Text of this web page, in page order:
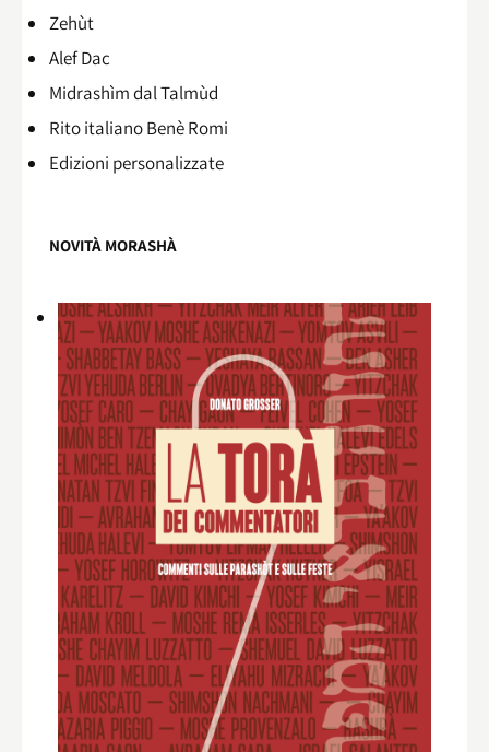
Zehùt
Alef Dac
Midrashìm dal Talmùd
Rito italiano Benè Romi​
Edizioni personalizzate
NOVITÀ MORASHÀ